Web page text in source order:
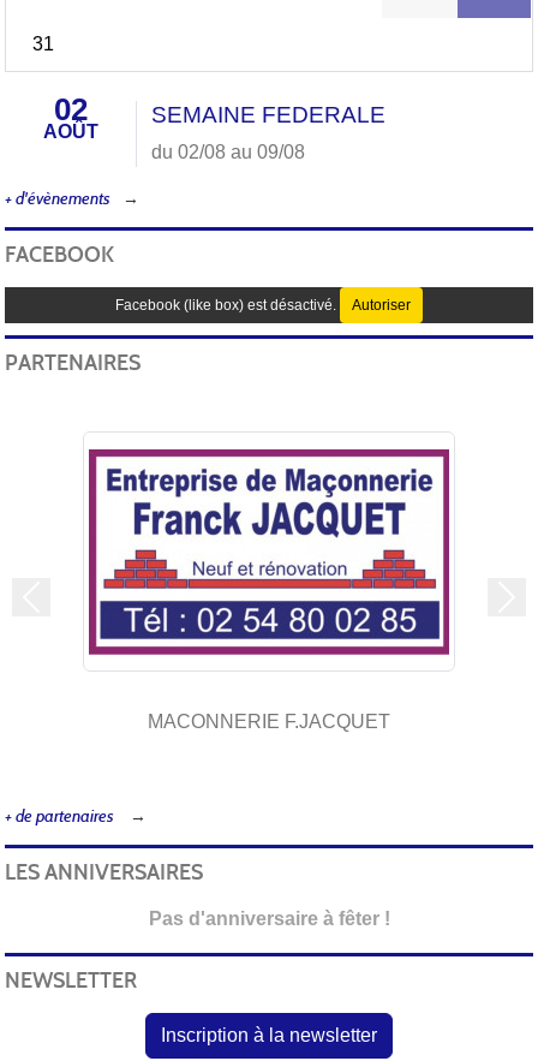
31
02
AOÛT
SEMAINE FEDERALE
du 02/08 au 09/08
+ d'évènements
FACEBOOK
Facebook (like box) est désactivé. Autoriser
PARTENAIRES
MACONNERIE F.JACQUET
+ de partenaires
LES ANNIVERSAIRES
Pas d'anniversaire à fêter !
NEWSLETTER
Inscription à la newsletter